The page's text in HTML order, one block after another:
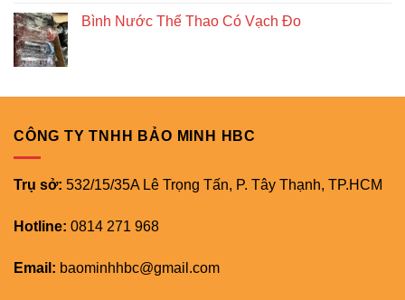
Bình Nước Thể Thao Có Vạch Đo
CÔNG TY TNHH BẢO MINH HBC
Trụ sở: 532/15/35A Lê Trọng Tấn, P. Tây Thạnh, TP.HCM
Hotline: 0814 271 968
Email: baominhhbc@gmail.com